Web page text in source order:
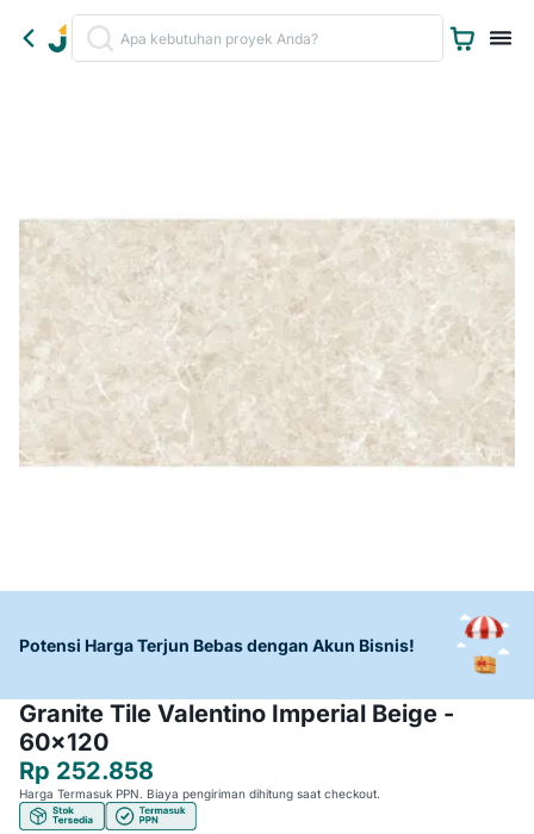
Potensi Harga Terjun Bebas dengan Akun Bisnis!
Granite Tile Valentino Imperial Beige -
60x120
Rp 252.858
Harga Termasuk PPN. Biaya pengiriman dihitung saat checkout.